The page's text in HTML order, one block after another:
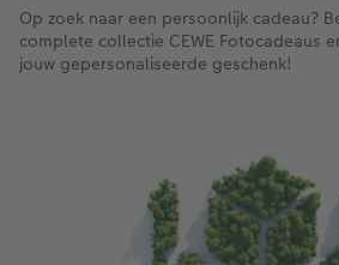
Op zoek naar een persoonlijk cadeau?
complete collectie CEWE Fotocadeaus
jouw gepersonaliseerde geschenk!